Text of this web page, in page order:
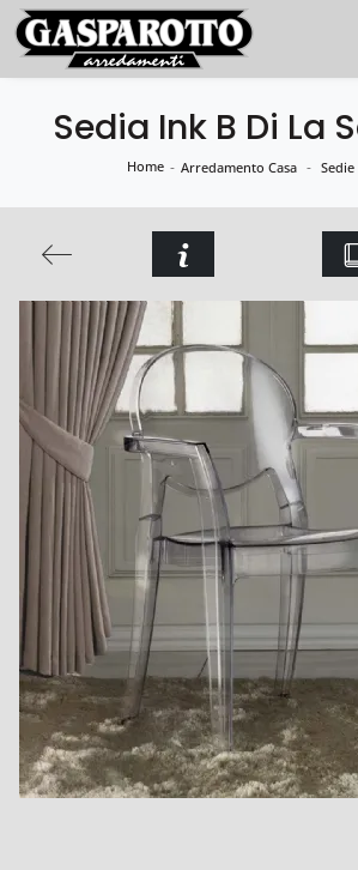
Sedia Ink B Di La
Home - Arredamento Casa - Sedie